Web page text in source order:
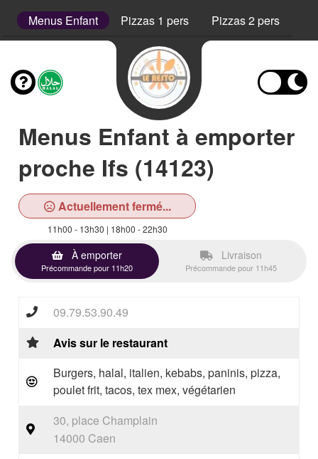
Menus Enfant Pizzas 1 pers Pizzas 2 pers
Menus Enfant à emporter
proche Ifs (14123)
Actuellement fermé...
11h00 - 13h30 | 18h00 - 22h30
À emporter
Précommande pour 11h20
Livraison
Précommande pour 11h45
09.79.53.90.49
Avis sur le restaurant
Burgers, halal, italien, kebabs, paninis, pizza,
poulet frit, tacos, tex mex, végétarien
30, place Champlain
14000 Caen